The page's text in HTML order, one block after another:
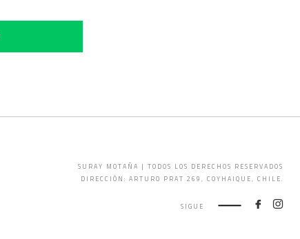
SURAY MOTAÑA | TODOS LOS DERECHOS RESERVADOS
DIRECCIÓN: ARTURO PRAT 269, COYHAIQUE, CHILE.
SIGUE